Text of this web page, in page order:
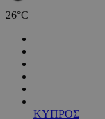
26°C
ΚΥΠΡΟΣ